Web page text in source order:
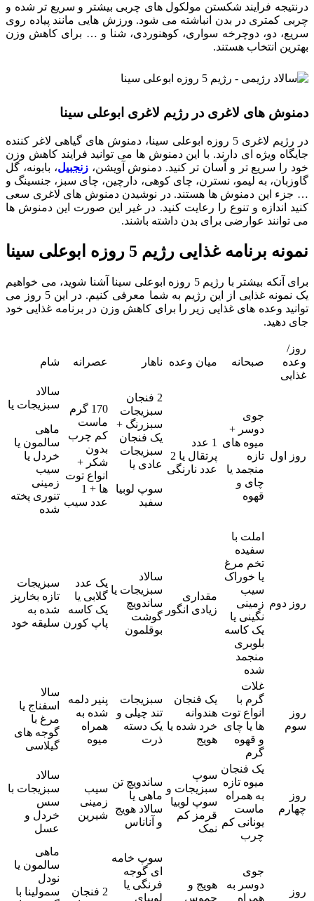
درنتیجه فرایند شکستن مولکول های چربی بیشتر و سریع تر شده و
چربی کمتری در بدن انباشته می شود. ورزش هایی مانند پیاده روی
سریع، دو، دوچرخه سواری، کوهنوردی، شنا و … برای کاهش وزن
بهترین انتخاب هستند.
دمنوش های لاغری در رژیم لاغری ابوعلی سینا
در رژیم لاغری 5 روزه ابوعلی سینا، دمنوش های گیاهی لاغر کننده
جایگاه ویژه ای دارند. با این دمنوش ها می توانید فرایند کاهش وزن
خود را سریع تر و آسان تر کنید. دمنوش آویشن،زنجبیل، بابونه، گل
گاوزبان، به لیمو، نسترن، چای کوهی، دارچین، چای سبز، جنسینگ و
… جزء این دمنوش ها هستند. در نوشیدن دمنوش های لاغری سعی
کنید اندازه و تنوع را رعایت کنید. در غیر این صورت این دمنوش ها
می توانند عوارضی برای بدن داشته باشند.
نمونه برنامه غذایی رژیم 5 روزه ابوعلی سینا
برای آنکه بیشتر با رژیم 5 روزه ابوعلی سینا آشنا شوید، می خواهیم
یک نمونه غذایی از این رژیم به شما معرفی کنیم. در این 5 روز می
توانید وعده های غذایی زیر را برای کاهش وزن در برنامه غذایی خود
جای دهید.
روز/
وعده
غذایی
صبحانه میان وعده ناهار عصرانه شام
روز اول
جوی
دوسر +
میوه های
تازه
منجمد یا
چای و
قهوه
1 عدد
پرتقال یا 2
عدد نارنگی
2 فنجان
سبزیجات
سبزرنگ +
یک فنجان
سبزیجات
عادی یا
سوپ لوبیا
سفید
170 گرم
ماست
کم چرب
بدون
شکر +
انواع توت
ها + 1
عدد سیب
سالاد
سبزیجات یا
ماهی
سالمون یا
خردل یا
سیب
زمینی
تنوری پخته
شده
روز دوم
املت با
سفیده
تخم مرغ
یا خوراک
سیب
زمینی
نگینی یا
یک کاسه
بلوبری
منجمد
شده
مقداری
زیادی انگور
سالاد
سبزیجات یا
ساندویچ
گوشت
بوقلمون
یک عدد
گلابی یا
یک کاسه
پاپ کورن
سبزیجات
تازه بخارپز
شده به
سلیقه خود
روز
سوم
غلات
گرم با
انواع توت
ها یا چای
و قهوه
گرم
یک فنجان
هندوانه
خرد شده یا
هویج
سبزیجات
تند چیلی و
یک دسته
ذرت
پنیر دلمه
شده به
همراه
میوه
سالا
اسفناج یا
مرغ با
گوجه های
گیلاسی
روز
چهارم
یک فنجان
میوه تازه
به همراه
ماست
یونانی کم
چرب
سوپ
سبزیجات و
سوپ لوبیا
قرمز کم
نمک
ساندویچ تن
ماهی یا
سالاد هویج
و آناناس
سیب
زمینی
شیرین
سالاد
سبزیجات با
سس
خردل و
عسل
روز
جوی
دوسر به
همراه
هویج و
حموس
سوپ خامه
ای گوجه
فرنگی یا
لوبیای
2 فنجان
ماهی
سالمون یا
نودل
سمولینا با